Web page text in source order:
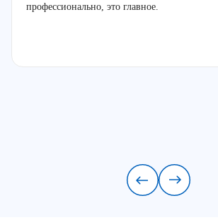
профессионально, это главное.